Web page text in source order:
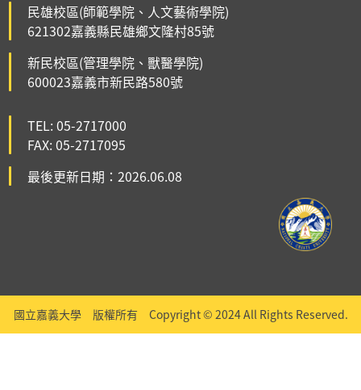
民雄校區(師範學院、人文藝術學院)
621302嘉義縣民雄鄉文隆村85號
新民校區(管理學院、獸醫學院)
600023嘉義市新民路580號
TEL: 05-2717000
FAX: 05-2717095
最後更新日期：2026.06.08
國立嘉義大學 版權所有 Copyright © 2024 All Rights Reserved.